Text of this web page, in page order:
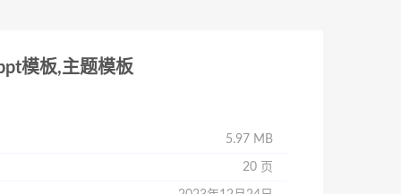
模板,主题模板
5.97 MB
20 页